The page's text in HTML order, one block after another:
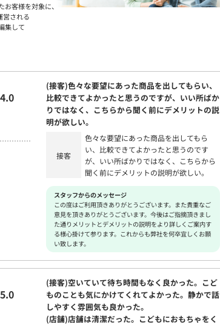
客様を対象に、
営される
集して
4.0
(接客)色々な要望にあった商品を出してもらい、
比較できてよかったと思うのですが、いい所ばか
りではなく、こちらから聞く前にデメリットの説
明が欲しい。
接客
色々な要望にあった商品を出してもら
い、比較できてよかったと思うのです
が、いい所ばかりではなく、こちらから
聞く前にデメリットの説明が欲しい。
スタッフからのメッセージ
この度はご利用頂きありがとうございます。また貴重なご
意見を頂きありがとうございます。今後はご指摘頂きまし
た通りメリットとデメリットの説明をより詳しくご案内す
る様心掛けて参ります。これからも弊社を何卒宜しくお願
い致します。
5.0
(接客)空いていて待ち時間もなく良かった。こど
ものことも気にかけてくれてよかった。静かで話
しやすく雰囲気も良かった。
(店舗)店舗は清潔だった。こどもにおもちゃをく